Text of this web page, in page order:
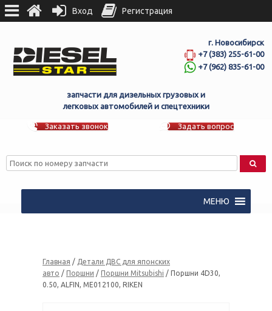
г. Новосибирск
+7 (383) 255-61-00
+7 (962) 835-61-00
запчасти для дизельных грузовых и
легковых автомобилей и спецтехники
Заказать звонок Задать вопрос
МЕНЮ
Главная / Детали ДВС для японских
авто / Поршни / Поршни Mitsubishi / Поршни 4D30,
0.50, ALFIN, ME012100, RIKEN
Вход Регистрация